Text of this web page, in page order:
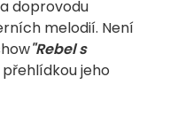
doprovodu
melodií. Není
"Rebel s
jeho